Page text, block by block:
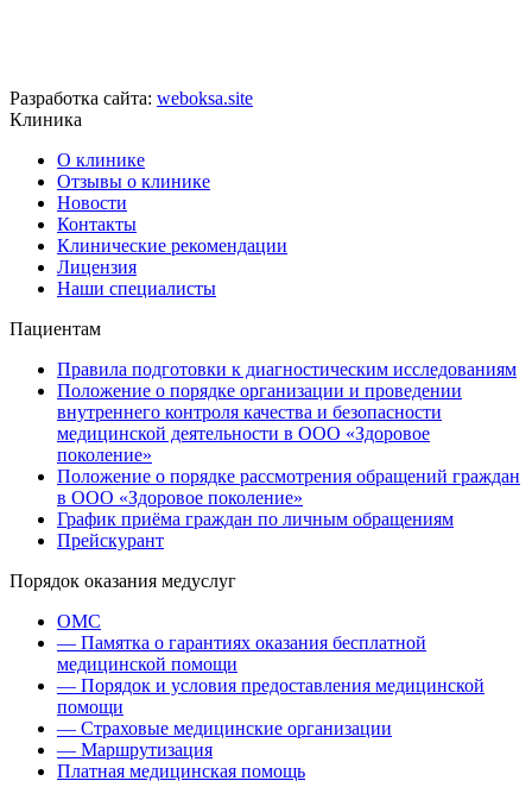
Разработка сайта: weboksa.site
Клиника
О клинике
Отзывы о клинике
Новости
Контакты
Клинические рекомендации
Лицензия
Наши специалисты
Пациентам
Правила подготовки к диагностическим исследованиям
Положение о порядке организации и проведении
внутреннего контроля качества и безопасности
медицинской деятельности в ООО «Здоровое
поколение»
Положение о порядке рассмотрения обращений граждан
в ООО «Здоровое поколение»
График приёма граждан по личным обращениям
Прейскурант
Порядок оказания медуслуг
ОМС
— Памятка о гарантиях оказания бесплатной
медицинской помощи
— Порядок и условия предоставления медицинской
помощи
— Страховые медицинские организации
— Маршрутизация
Платная медицинская помощь